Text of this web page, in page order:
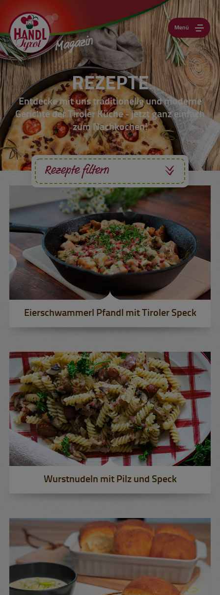
Menü
REZEPTE
Entdecke mit uns traditionelle und moderne
Gerichte der Tiroler Küche - jetzt ganz einfach
zum Nachkochen!
Rezepte filtern
Eierschwammerl Pfandl mit Tiroler Speck
Wurstnudeln mit Pilz und Speck